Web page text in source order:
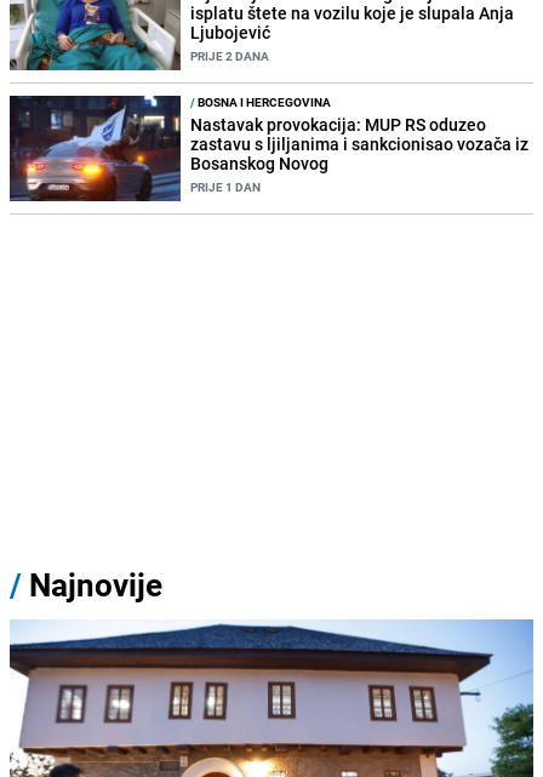
isplatu štete na vozilu koje je slupala Anja
Ljubojević
PRIJE 2 DANA
/BOSNA I HERCEGOVINA
Nastavak provokacija: MUP RS oduzeo
zastavu s ljiljanima i sankcionisao vozača iz
Bosanskog Novog
PRIJE 1 DAN
/ Najnovije